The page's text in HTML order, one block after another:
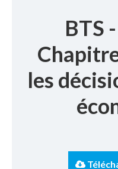
BTS
les